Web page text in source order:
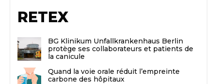
RETEX
BG Klinikum Unfallkrankenhaus Berlin
protège ses collaborateurs et patients de
la canicule
Quand la voie orale réduit l’empreinte
carbone des hôpitaux